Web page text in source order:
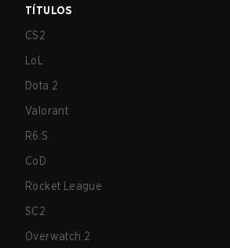
TÍTULOS
CS2
LoL
Dota 2
Valorant
R6:S
CoD
Rocket League
SC2
Overwatch 2